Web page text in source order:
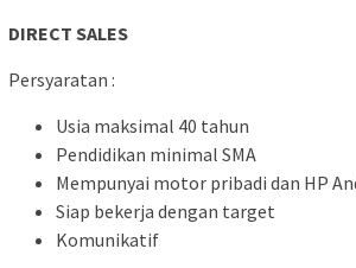
DIRECT SALES
Persyaratan :
Usia maksimal 40 tahun
Pendidikan minimal SMA
Mempunyai motor pribadi dan HP
Siap bekerja dengan target
Komunikatif